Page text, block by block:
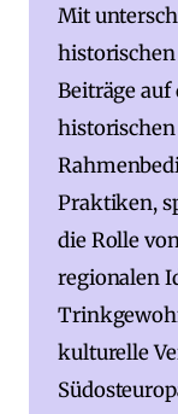
Mit
Beiträge
Praktiken,
die Rolle
regionalen
kulturelle